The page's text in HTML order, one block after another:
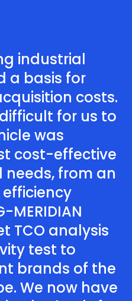
industrial
a basis for
costs.
for us to
was
cost-effective
from an
MERIDIAN
TCO analysis
test to
brands of the
We now have